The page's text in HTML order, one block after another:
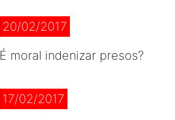
20/02/2017
É moral indenizar presos?
17/02/2017